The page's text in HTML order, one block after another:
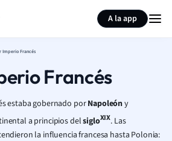
A la app
Imperio Francés
Francés
estaba gobernado porNapoleóny
a principios delsigloXIX. Las
la influencia francesa hasta Polonia:
Resumir página